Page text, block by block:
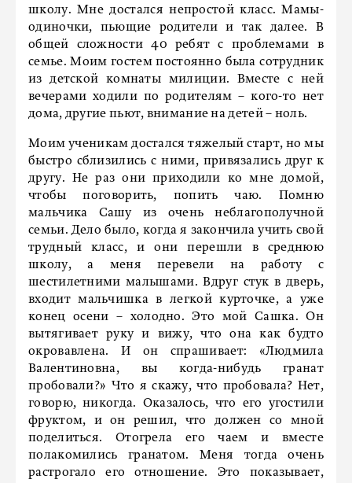
школу. Мне достался непростой класс. Мамы-
одиночки, пьющие родители и так далее. В
общей сложности 40 ребят с проблемами в
семье. Моим гостем постоянно была сотрудник
из детской комнаты милиции. Вместе с ней
вечерами ходили по родителям – кого-то нет
дома, другие пьют, внимание на детей – ноль.
Моим ученикам достался тяжелый старт, но мы
быстро сблизились с ними, привязались друг к
другу. Не раз они приходили ко мне домой,
чтобы поговорить, попить чаю. Помню
мальчика Сашу из очень неблагополучной
семьи. Дело было, когда я закончила учить свой
трудный класс, и они перешли в среднюю
школу, а меня перевели на работу с
шестилетними малышами. Вдруг стук в дверь,
входит мальчишка в легкой курточке, а уже
конец осени – холодно. Это мой Сашка. Он
вытягивает руку и вижу, что она как будто
окровавлена. И он спрашивает: «Людмила
Валентиновна, вы когда-нибудь гранат
пробовали?» Что я скажу, что пробовала? Нет,
говорю, никогда. Оказалось, что его угостили
фруктом, и он решил, что должен со мной
поделиться. Отогрела его чаем и вместе
полакомились гранатом. Меня тогда очень
растрогало его отношение. Это показывает,